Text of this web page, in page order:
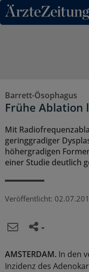
Direkt zum
Barrett-Ösophagus
Frühe Ablation
Mit
geringgradiger
höhergradigen
einer Studie deutlich
Veröffentlicht:
AMSTERDAM. In den
Inzidenz des